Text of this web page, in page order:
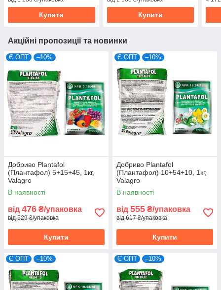
Купити Купити
Акційні пропозиції та новинки
Є ОПТ –10%
Добриво Plantafol
(Плантафол) 5+15+45, 1кг,
Valagro
В наявності
від 476 ₴/упаковка
від 529 ₴/упаковка
Купити
Є ОПТ –10%
Добриво Plantafol
(Плантафол) 10+54+10, 1кг,
Valagro
В наявності
від 555 ₴/упаковка
від 617 ₴/упаковка
Купити
Є ОПТ –10% Є ОПТ –10%